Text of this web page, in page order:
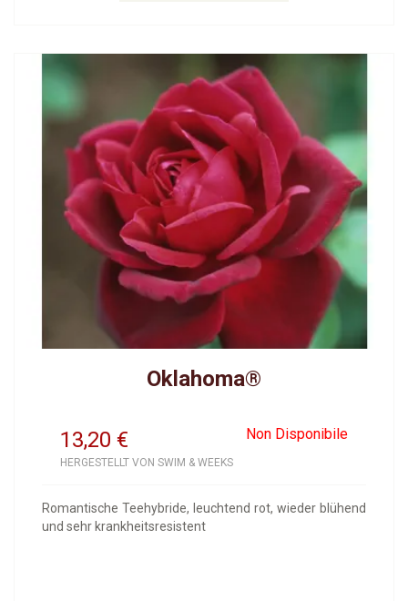
Oklahoma®
13,20 Non Disponibile
€
HERGESTELLT VON SWIM & WEEKS
Romantische Teehybride, leuchtend rot, wieder blühend
und sehr krankheitsresistent